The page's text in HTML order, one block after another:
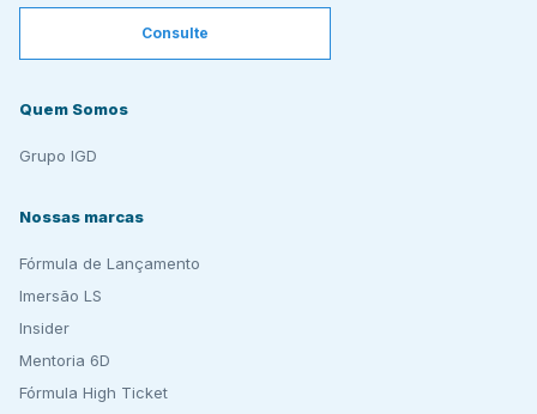
Consulte
Quem Somos
Grupo IGD
Nossas marcas
Fórmula de Lançamento
Imersão LS
Insider
Mentoria 6D
Fórmula High Ticket